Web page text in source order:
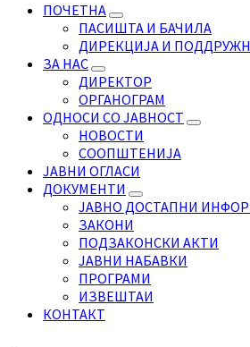
ПОЧЕТНА
ПАСИШТА И БАЧИЛА
ДИРЕКЦИЈА И
ЗА НАС
ДИРЕКТОР
ОРГАНОГРАМ
ОДНОСИ СО ЈАВНОСТ
НОВОСТИ
СООПШТЕНИЈА
ЈАВНИ ОГЛАСИ
ДОКУМЕНТИ
ЈАВНО ДОСТАПНИ
ЗАКОНИ
ПОДЗАКОНСКИ АКТИ
ЈАВНИ НАБАВКИ
ПРОГРАМИ
ИЗВЕШТАИ
КОНТАКТ